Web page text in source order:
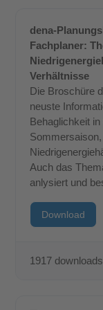
dena-
Fachplaner:
Verhältnisse
Die Broschüre
neuste
Behaglichkeit
Auch das
anlysiert und
Download
1917 downloads